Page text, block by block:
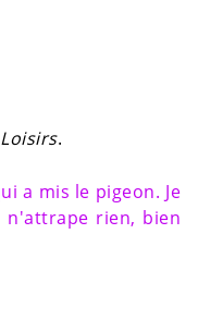
.
a mis le pigeon. Je
n'attrape rien, bien